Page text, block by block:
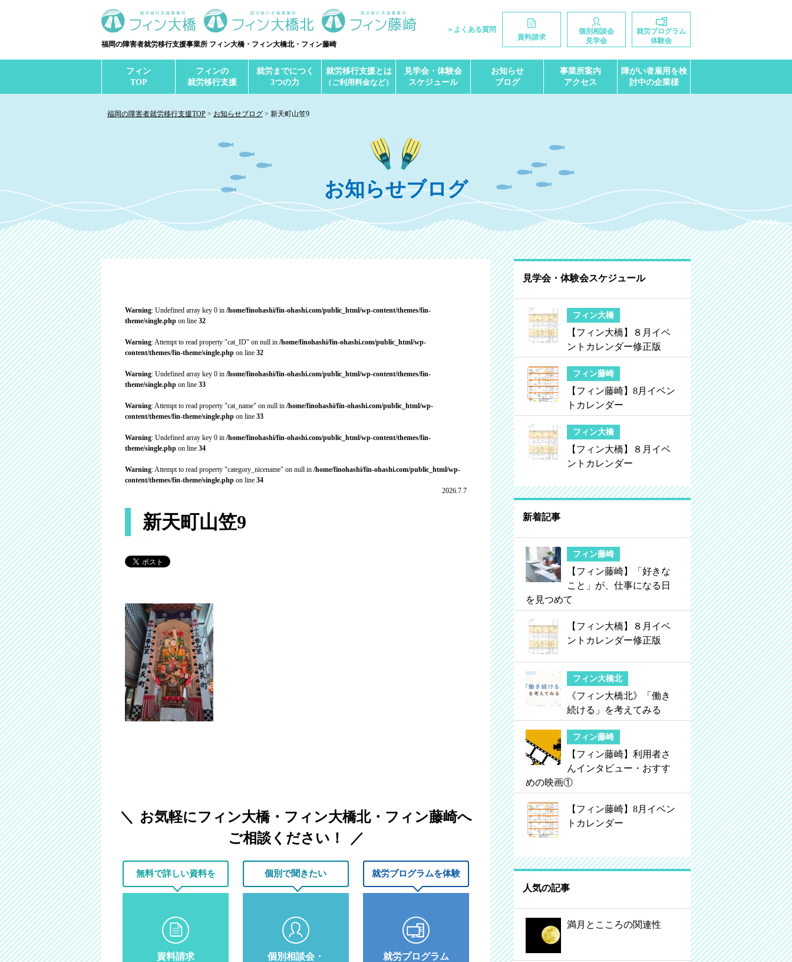
福岡の障害者就労移行支援事業所 フィン大橋・フィン大橋北・フィン藤崎
＞よくある質問
資料請求
個別相談会
見学会
就労プログラム
体験会
フィン
TOP
フィンの
就労移行支援
就労までにつく
3つの力
就労移行支援とは
（ご利用料金など）
見学会・体験会
スケジュール
お知らせ
ブログ
事業所案内
アクセス
障がい者雇用を検
討中の企業様
福岡の障害者就労移行支援TOP お知らせブログ 新天町山笠9
お知らせブログ
Warning: Undefined array key 0 in /home/finohashi/fin-ohashi.com/public_html/wp-content/themes/fin-
theme/single.php on line 32
Warning: Attempt to read property "cat_ID" on null in /home/finohashi/fin-ohashi.com/public_html/wp-
content/themes/fin-theme/single.php on line 32
Warning: Undefined array key 0 in /home/finohashi/fin-ohashi.com/public_html/wp-content/themes/fin-
theme/single.php on line 33
Warning: Attempt to read property "cat_name" on null in /home/finohashi/fin-ohashi.com/public_html/wp-
content/themes/fin-theme/single.php on line 33
Warning: Undefined array key 0 in /home/finohashi/fin-ohashi.com/public_html/wp-content/themes/fin-
theme/single.php on line 34
Warning: Attempt to read property "category_nicename" on null in /home/finohashi/fin-ohashi.com/public_html/wp-
content/themes/fin-theme/single.php on line 34
2026.7.7
新天町山笠9
お気軽にフィン大橋・フィン大橋北・フィン藤崎へ
ご相談ください！
無料で詳しい資料を
資料請求
個別で聞きたい
個別相談会・
就労プログラムを体験
就労プログラム
見学会・体験会スケジュール
フィン大橋
【フィン大橋】８月イベ
ントカレンダー修正版
フィン藤崎
【フィン藤崎】8月イベン
トカレンダー
フィン大橋
【フィン大橋】８月イベ
ントカレンダー
新着記事
フィン藤崎
【フィン藤崎】「好きな
こと」が、仕事になる日
を見つめて
【フィン大橋】８月イベ
ントカレンダー修正版
フィン大橋北
《フィン大橋北》「働き
続ける」を考えてみる
フィン藤崎
【フィン藤崎】利用者さ
んインタビュー・おすす
めの映画①
【フィン藤崎】8月イベン
トカレンダー
人気の記事
満月とこころの関連性